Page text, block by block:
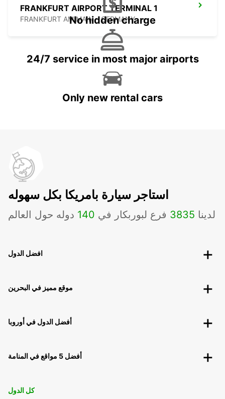
FRANKFURT AIRPORT TERMINAL 1
FRANKFURT AM MAIN - GERMANY
No hidden charge
24/7 service in most major airports
Only new rental cars
استاجر سيارة بامريكا بكل سهوله
لدينا 3835 فرع لبوربكار في 140 دوله حول العالم
افضل الدول
موقع مميز في البحرين
أفضل الدول في أوروبا
أفضل 5 مواقع في المنامة
كل الدول